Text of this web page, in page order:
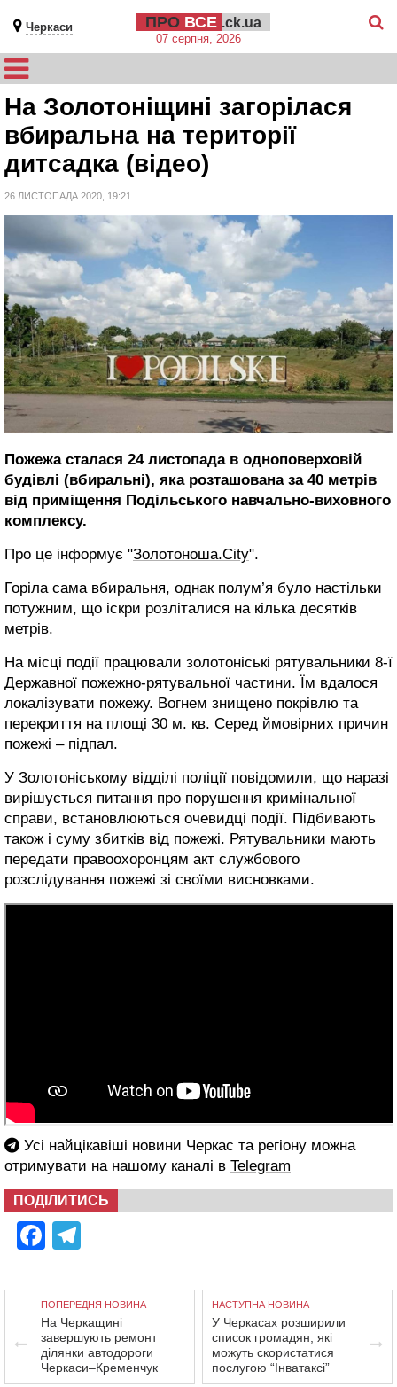
Черкаси ПРО ВСЕ .ck.ua
07 серпня, 2026
На Золотоніщині загорілася
вбиральна на території
дитсадка (відео)
26 ЛИСТОПАДА 2020, 19:21
Пожежа сталася 24 листопада в одноповерховій
будівлі (вбиральні), яка розташована за 40 метрів
від приміщення Подільського навчально-виховного
комплексу.
Про це інформує "Золотоноша.City".
Горіла сама вбиральня, однак полум’я було настільки
потужним, що іскри розліталися на кілька десятків
метрів.
На місці події працювали золотоніські рятувальники 8-ї
Державної пожежно-рятувальної частини. Їм вдалося
локалізувати пожежу. Вогнем знищено покрівлю та
перекриття на площі 30 м. кв. Серед ймовірних причин
пожежі – підпал.
У Золотоніському відділі поліції повідомили, що наразі
вирішується питання про порушення кримінальної
справи, встановлюються очевидці події. Підбивають
також і суму збитків від пожежі. Рятувальники мають
передати правоохоронцям акт службового
розслідування пожежі зі своїми висновками.
Усі найцікавіші новини Черкас та регіону можна
отримувати на нашому каналі в Telegram
ПОДІЛИТИСЬ
Facebook
ПОПЕРЕДНЯ НОВИНА
На Черкащині
завершують ремонт
ділянки автодороги
Черкаси–Кременчук
НАСТУПНА НОВИНА
У Черкасах розширили
список громадян, які
можуть скористатися
послугою “Інватаксі”